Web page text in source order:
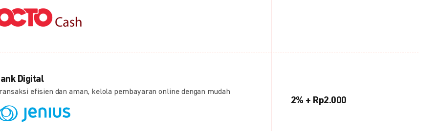
Digital
efisien dan aman, kelola pembayaran online dengan mudah
2% + Rp2.000